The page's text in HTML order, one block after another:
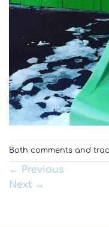
Both comments and
← Previous
Next →